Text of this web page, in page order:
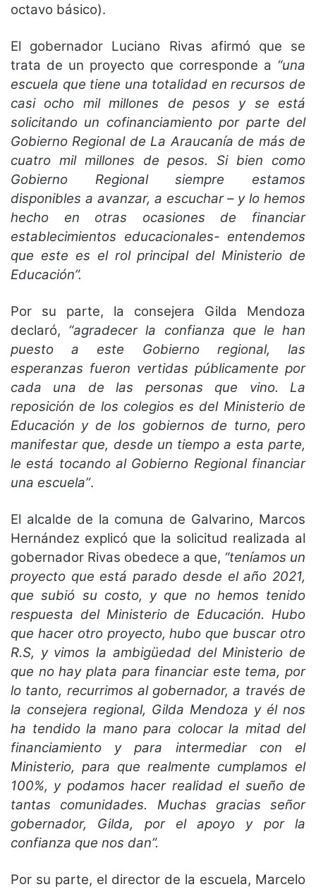
octavo básico).
El gobernador Luciano Rivas afirmó que se
trata de un proyecto que corresponde a “una
escuela que tiene una totalidad en recursos de
casi ocho mil millones de pesos y se está
solicitando un cofinanciamiento por parte del
Gobierno Regional de La Araucanía de más de
cuatro mil millones de pesos. Si bien como
Gobierno Regional siempre estamos
disponibles a avanzar, a escuchar – y lo hemos
hecho en otras ocasiones de financiar
establecimientos educacionales- entendemos
que este es el rol principal del Ministerio de
Educación”.
Por su parte, la consejera Gilda Mendoza
declaró, “agradecer la confianza que le han
puesto a este Gobierno regional, las
esperanzas fueron vertidas públicamente por
cada una de las personas que vino. La
reposición de los colegios es del Ministerio de
Educación y de los gobiernos de turno, pero
manifestar que, desde un tiempo a esta parte,
le está tocando al Gobierno Regional financiar
una escuela”.
El alcalde de la comuna de Galvarino, Marcos
Hernández explicó que la solicitud realizada al
gobernador Rivas obedece a que, “teníamos un
proyecto que está parado desde el año 2021,
que subió su costo, y que no hemos tenido
respuesta del Ministerio de Educación. Hubo
que hacer otro proyecto, hubo que buscar otro
R.S, y vimos la ambigüedad del Ministerio de
que no hay plata para financiar este tema, por
lo tanto, recurrimos al gobernador, a través de
la consejera regional, Gilda Mendoza y él nos
ha tendido la mano para colocar la mitad del
financiamiento y para intermediar con el
Ministerio, para que realmente cumplamos el
100%, y podamos hacer realidad el sueño de
tantas comunidades. Muchas gracias señor
gobernador, Gilda, por el apoyo y por la
confianza que nos dan”.
Por su parte, el director de la escuela, Marcelo